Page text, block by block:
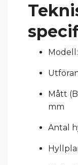
Mått
mm
Antal